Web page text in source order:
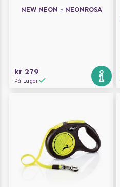
NEW NEON - NEONROSA
kr 279
På Lager